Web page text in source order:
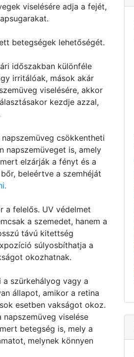
viselésére adja a fejét,
betegségek lehetőségét.
időszakban különféle
irritálóak, mások akár
viselésére, akkor
kezdje azzal,
csökkentheti
napszemüveget is, amely
elzárják a fényt és a
beleértve a szemhéját
a felelős. UV védelmet
a szemedet, hanem a
távú kitettség
súlyosbíthatja a
okozhatnak.
szürkehályog vagy a
állapot, amikor a retina
esetben vakságot okoz.
viselése
betegség is, mely a
melynek könnyen